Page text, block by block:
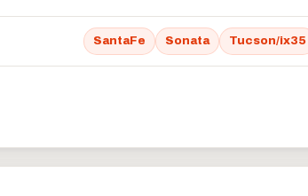
SantaFe Sonata Tucson/ix35